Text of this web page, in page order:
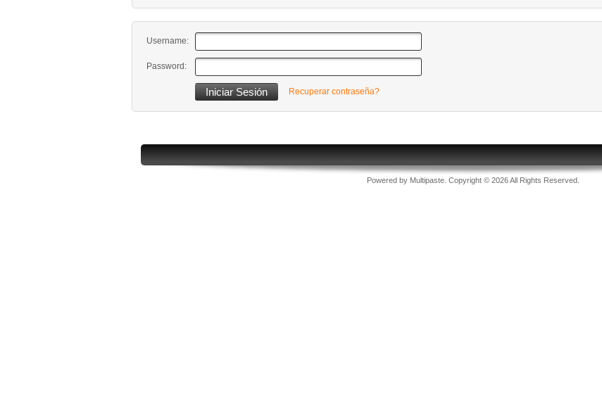
Username:
Password:
Recuperar contraseña?
Powered by Multipaste . Copyright © 2026 All Rights Reserved.